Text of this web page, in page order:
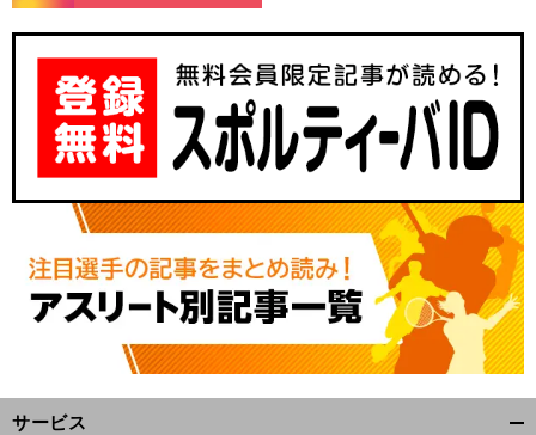
サービス